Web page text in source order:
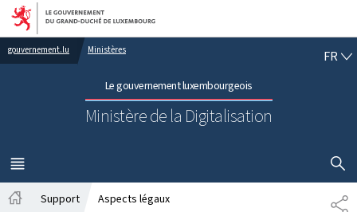
Aller au menu principal
Aller au contenu
gouvernement.lu Ministères
Le gouvernement luxembourgeois
Ministère de la Digitalisation
FR
MENU
PRINCIPAL
Support Aspects légaux